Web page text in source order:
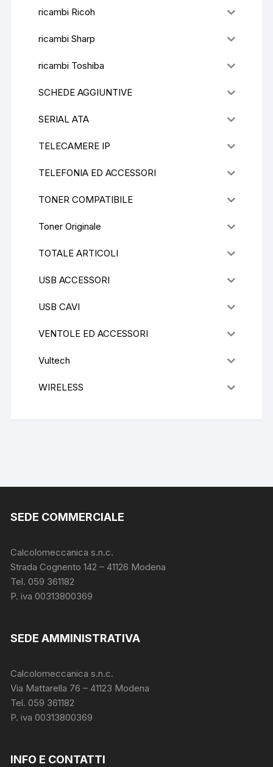
ricambi Ricoh
ricambi Sharp
ricambi Toshiba
SCHEDE AGGIUNTIVE
SERIAL ATA
TELECAMERE IP
TELEFONIA ED ACCESSORI
TONER COMPATIBILE
Toner Originale
TOTALE ARTICOLI
USB ACCESSORI
USB CAVI
VENTOLE ED ACCESSORI
Vultech
WIRELESS
SEDE COMMERCIALE
Calcolomeccanica s.n.c.
Strada Cognento 142 – 41126 Modena
Tel. 059 361182
P. iva 00313800369
SEDE AMMINISTRATIVA
Calcolomeccanica s.n.c.
Via Mattarella 76 – 41123 Modena
Tel. 059 361182
P. iva 00313800369
INFO E CONTATTI